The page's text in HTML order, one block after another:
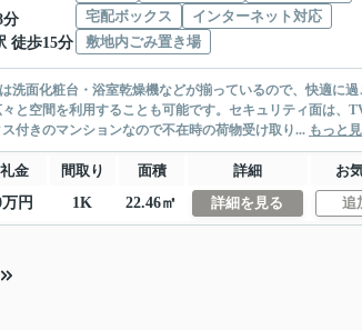
分
徒歩15分
宅配ボックス
インターネット対応
敷地内ごみ置き場
洗面化粧台・浴室乾燥機などが揃っているので、快適に
と空間を利用することも可能です。セキュリティ面は、
付きのマンションなので不在時の荷物受け取り... もっと
礼金 間取り 面積 詳細
お
円 1K 22.46㎡ 詳細を見る 追